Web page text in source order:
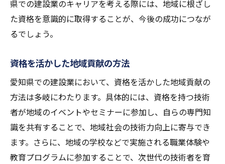
県での建設業のキャリアを考える際には、地域に根ざし
た資格を意識的に取得することが、今後の成功につなが
るでしょう。
資格を活かした地域貢献の方法
愛知県での建設業において、資格を活かした地域貢献の
方法は多岐にわたります。具体的には、資格を持つ技術
者が地域のイベントやセミナーに参加し、自らの専門知
識を共有することで、地域社会の技術力向上に寄与でき
ます。さらに、地域の学校などで実施される職業体験や
教育プログラムに参加することで、次世代の技術者を育